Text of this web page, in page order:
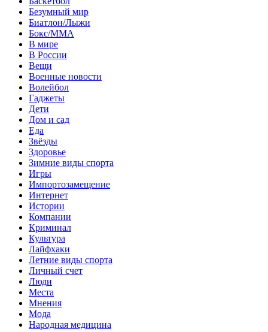
Безумный мир
Биатлон/Лыжи
Бокс/MMA
В мире
В России
Вещи
Военные новости
Волейбол
Гаджеты
Дети
Дом и сад
Еда
Звёзды
Здоровье
Зимние виды спорта
Игры
Импортозамещение
Интернет
Истории
Компании
Криминал
Культура
Лайфхаки
Летние виды спорта
Личный счет
Люди
Места
Мнения
Мода
Народная медицина